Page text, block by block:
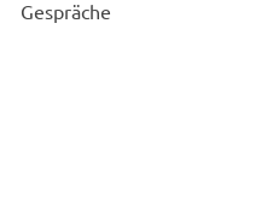
Gespräche